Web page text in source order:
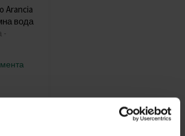
Arancia
вода
-